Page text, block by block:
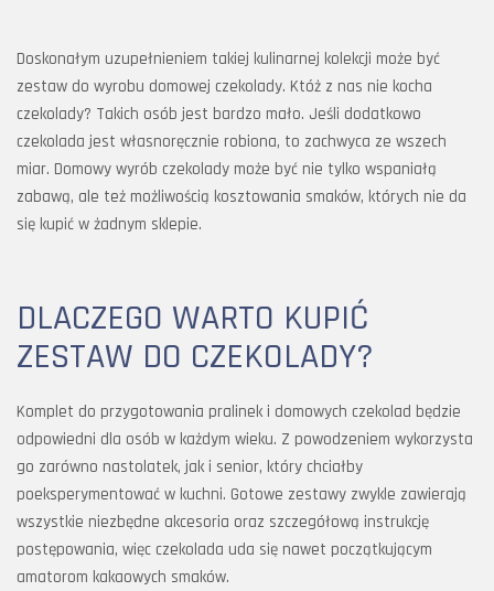
Doskonałym uzupełnieniem takiej kulinarnej kolekcji może być
zestaw do wyrobu domowej czekolady. Któż z nas nie kocha
czekolady? Takich osób jest bardzo mało. Jeśli dodatkowo
czekolada jest własnoręcznie robiona, to zachwyca ze wszech
miar. Domowy wyrób czekolady może być nie tylko wspaniałą
zabawą, ale też możliwością kosztowania smaków, których nie da
się kupić w żadnym sklepie.
DLACZEGO WARTO KUPIĆ
ZESTAW DO CZEKOLADY?
Komplet do przygotowania pralinek i domowych czekolad będzie
odpowiedni dla osób w każdym wieku. Z powodzeniem wykorzysta
go zarówno nastolatek, jak i senior, który chciałby
poeksperymentować w kuchni. Gotowe zestawy zwykle zawierają
wszystkie niezbędne akcesoria oraz szczegółową instrukcję
postępowania, więc czekolada uda się nawet początkującym
amatorom kakaowych smaków.